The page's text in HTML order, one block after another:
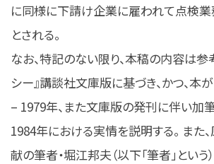
に同様に下請け企業に雇われて点検業
とされる。
なお、特記のない限り、本稿の内容は
シー』講談社文庫版に基づき、かつ、本
– 1979年、また文庫版の発刊に伴い加
1984年における実情を説明する。 また
献の筆者・堀江邦夫（以下「筆者」とい